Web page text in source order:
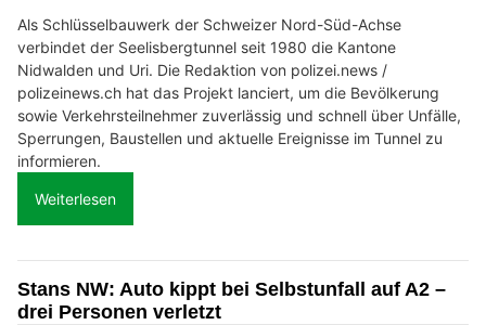
Als Schlüsselbauwerk der Schweizer Nord-Süd-Achse
verbindet der Seelisbergtunnel seit 1980 die Kantone
Nidwalden und Uri. Die Redaktion von polizei.news /
polizeinews.ch hat das Projekt lanciert, um die Bevölkerung
sowie Verkehrsteilnehmer zuverlässig und schnell über Unfälle,
Sperrungen, Baustellen und aktuelle Ereignisse im Tunnel zu
informieren.
Weiterlesen
Stans NW: Auto kippt bei Selbstunfall auf A2 –
drei Personen verletzt